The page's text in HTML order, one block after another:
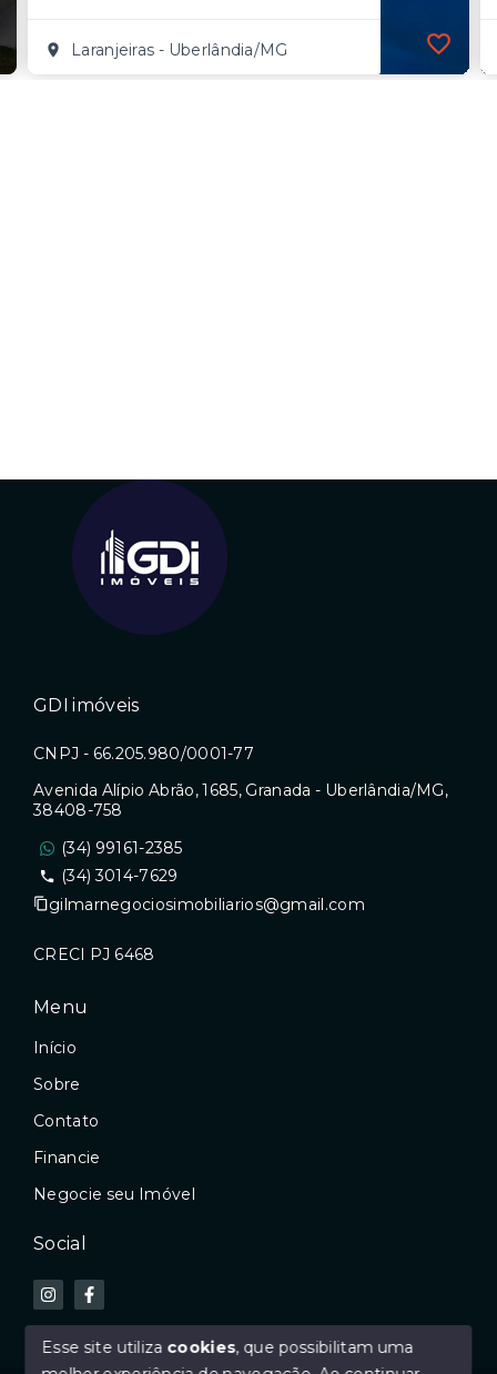
Laranjeiras - Uberlândia/MG
GDI imóveis
CNPJ - 66.205.980/0001-77
Avenida Alípio Abrão, 1685, Granada - Uberlândia/MG,
38408-758
(34) 99161-2385
(34) 3014-7629
gilmarnegociosimobiliarios@gmail.com
CRECI PJ 6468
Menu
Início
Sobre
Contato
Financie
Negocie seu Imóvel
Social
Esse site utiliza cookies, que possibilitam uma